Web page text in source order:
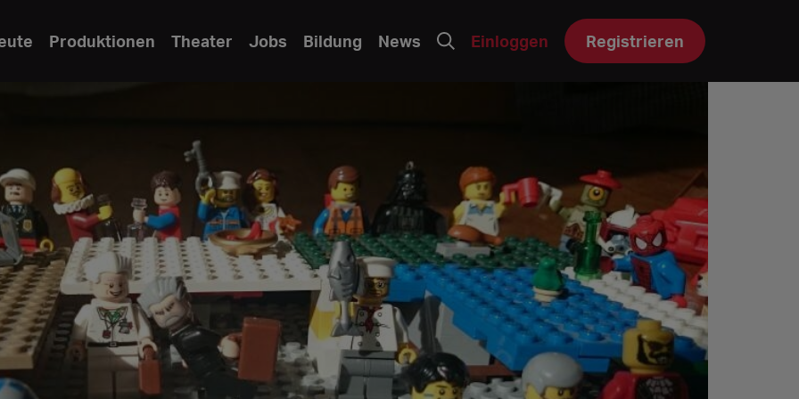
Produktionen Theater Jobs Bildung News Einloggen Registrieren